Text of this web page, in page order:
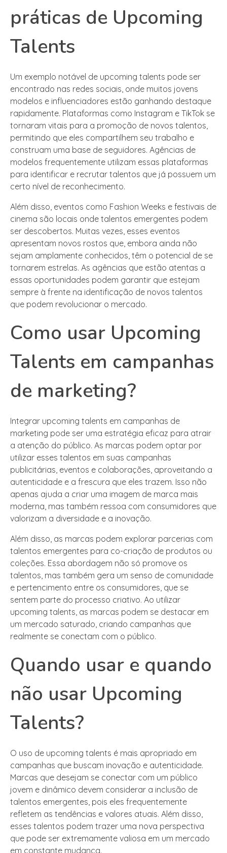
práticas de Upcoming
Talents
Um exemplo notável de upcoming talents pode ser
encontrado nas redes sociais, onde muitos jovens
modelos e influenciadores estão ganhando destaque
rapidamente. Plataformas como Instagram e TikTok se
tornaram vitais para a promoção de novos talentos,
permitindo que eles compartilhem seu trabalho e
construam uma base de seguidores. Agências de
modelos frequentemente utilizam essas plataformas
para identificar e recrutar talentos que já possuem um
certo nível de reconhecimento.
Além disso, eventos como Fashion Weeks e festivais de
cinema são locais onde talentos emergentes podem
ser descobertos. Muitas vezes, esses eventos
apresentam novos rostos que, embora ainda não
sejam amplamente conhecidos, têm o potencial de se
tornarem estrelas. As agências que estão atentas a
essas oportunidades podem garantir que estejam
sempre à frente na identificação de novos talentos
que podem revolucionar o mercado.
Como usar Upcoming
Talents em campanhas
de marketing?
Integrar upcoming talents em campanhas de
marketing pode ser uma estratégia eficaz para atrair
a atenção do público. As marcas podem optar por
utilizar esses talentos em suas campanhas
publicitárias, eventos e colaborações, aproveitando a
autenticidade e a frescura que eles trazem. Isso não
apenas ajuda a criar uma imagem de marca mais
moderna, mas também ressoa com consumidores que
valorizam a diversidade e a inovação.
Além disso, as marcas podem explorar parcerias com
talentos emergentes para co-criação de produtos ou
coleções. Essa abordagem não só promove os
talentos, mas também gera um senso de comunidade
e pertencimento entre os consumidores, que se
sentem parte do processo criativo. Ao utilizar
upcoming talents, as marcas podem se destacar em
um mercado saturado, criando campanhas que
realmente se conectam com o público.
Quando usar e quando
não usar Upcoming
Talents?
O uso de upcoming talents é mais apropriado em
campanhas que buscam inovação e autenticidade.
Marcas que desejam se conectar com um público
jovem e dinâmico devem considerar a inclusão de
talentos emergentes, pois eles frequentemente
refletem as tendências e valores atuais. Além disso,
esses talentos podem trazer uma nova perspectiva
que pode ser extremamente valiosa em um mercado
em constante mudança.